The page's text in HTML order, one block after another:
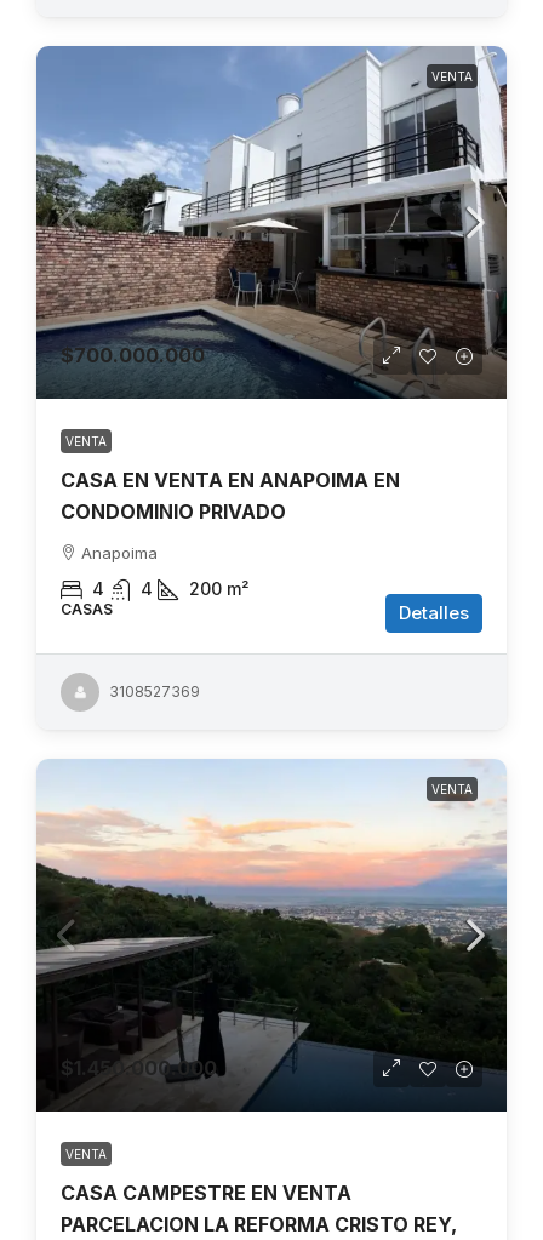
VENTA
$700.000.000
VENTA
CASA EN VENTA EN ANAPOIMA EN
CONDOMINIO PRIVADO
Anapoima
4 4 200 m²
CASAS Detalles
3108527369
VENTA
$1.450.000.000
VENTA
CASA CAMPESTRE EN VENTA
PARCELACION LA REFORMA CRISTO REY,